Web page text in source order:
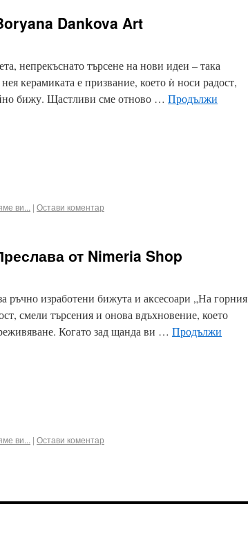
Dankova Art
непрекъснато търсене на нови идеи – така
керамиката е призвание, което ѝ носи радост,
бижу. Щастливи сме отново … Продължи
ви... | Остави коментар
от Nimeria Shop
ръчно изработени бижута и аксесоари „На горния
смели търсения и онова вдъхновение, което
Когато зад щанда ви … Продължи
ви... | Остави коментар